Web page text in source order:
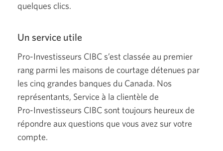
quelques clics.
Un service utile
Pro-Investisseurs CIBC s’est classée au premier
rang parmi les maisons de courtage détenues par
les cinq grandes banques du Canada. Nos
représentants, Service à la clientèle de
Pro-Investisseurs CIBC sont toujours heureux de
répondre aux questions que vous avez sur votre
compte.